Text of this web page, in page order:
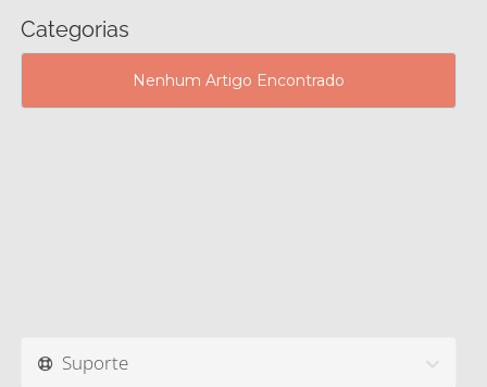
Categorias
Nenhum Artigo Encontrado
Suporte